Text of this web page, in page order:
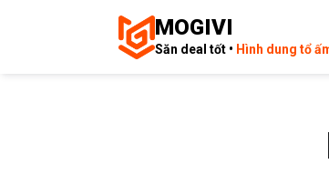
MOGIVI
Săn deal tốt • Hình dung tổ